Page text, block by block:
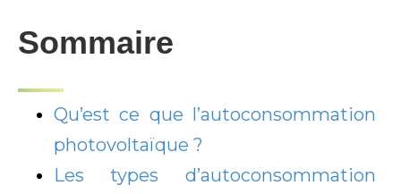
Sommaire
Qu’est ce que l’autoconsommation
photovoltaïque ?
Les types d’autoconsommation